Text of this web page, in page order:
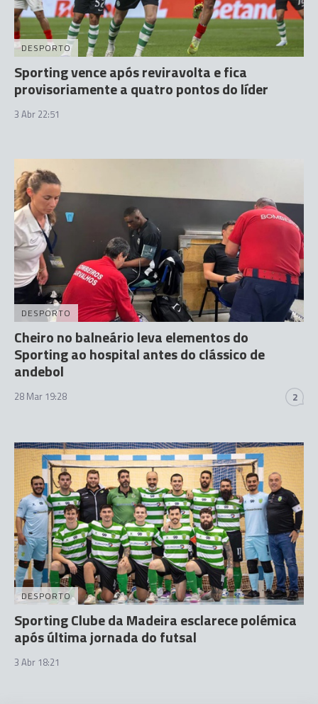
DESPORTO
Sporting vence após reviravolta e fica
provisoriamente a quatro pontos do líder
3 Abr 22:51
DESPORTO
Cheiro no balneário leva elementos do
Sporting ao hospital antes do clássico de
andebol
28 Mar 19:28 2
DESPORTO
Sporting Clube da Madeira esclarece polémica
após última jornada do futsal
3 Abr 18:21